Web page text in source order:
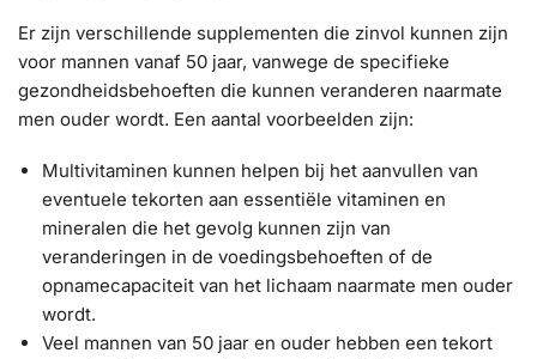
Er zijn verschillende supplementen die zinvol kunnen zijn
voor mannen vanaf 50 jaar, vanwege de specifieke
gezondheidsbehoeften die kunnen veranderen naarmate
men ouder wordt. Een aantal voorbeelden zijn:
Multivitaminen kunnen helpen bij het aanvullen van
eventuele tekorten aan essentiële vitaminen en
mineralen die het gevolg kunnen zijn van
veranderingen in de voedingsbehoeften of de
opnamecapaciteit van het lichaam naarmate men ouder
wordt.
Veel mannen van 50 jaar en ouder hebben een tekort